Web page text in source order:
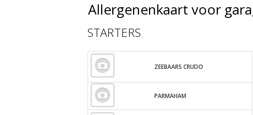
Allergenenkaart voor
STARTERS
ZEEBAARS CRUDO
PARMAHAM